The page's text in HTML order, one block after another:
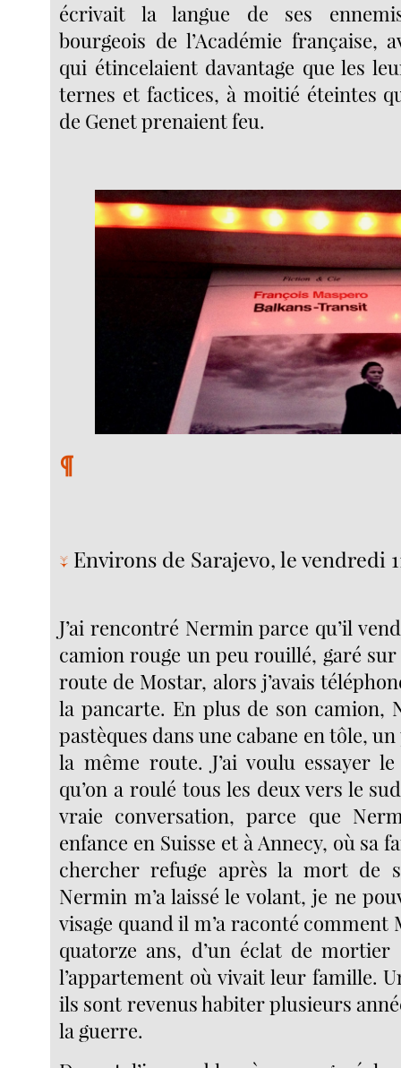
écrivait la langue de ses
bourgeois de l’Académie française,
qui étincelaient davantage que les
ternes et factices, à moitié éteintes
de Genet prenaient feu.
¶
↓ Environs de Sarajevo, le vendredi
J’ai rencontré Nermin parce qu’il
camion rouge un peu rouillé, garé
route de Mostar, alors j’avais
la pancarte. En plus de son camion,
pastèques dans une cabane en tôle,
la même route. J’ai voulu essayer
qu’on a roulé tous les deux vers le
vraie conversation, parce que
enfance en Suisse et à Annecy, où sa
chercher refuge après la mort de
Nermin m’a laissé le volant, je ne
visage quand il m’a raconté comment
quatorze ans, d’un éclat de
l’appartement où vivait leur famille.
ils sont revenus habiter plusieurs
la guerre.